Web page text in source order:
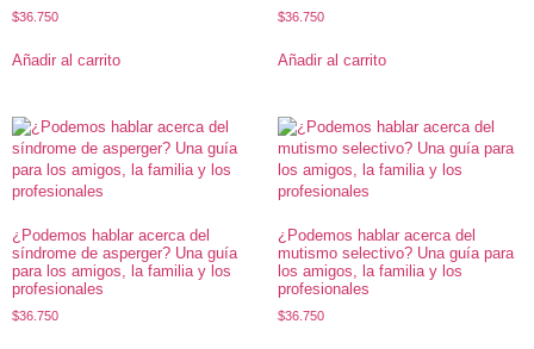
$36.750
Añadir al carrito
$36.750
Añadir al carrito
¿Podemos hablar acerca del
síndrome de asperger? Una guía
para los amigos, la familia y los
profesionales
$36.750
¿Podemos hablar acerca del
mutismo selectivo? Una guía para
los amigos, la familia y los
profesionales
$36.750